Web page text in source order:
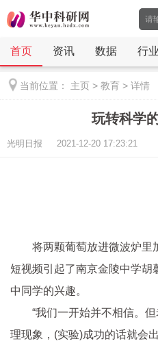
首页 资讯 数据 行业
当前位置： 主页 > 教育 > 详情
玩转科学
光明日报 2021-12-20 17:23:21
将两颗葡萄放进微波炉里
短视频引起了南京金陵中学胡
中同学的兴趣。
“我们一开始并不相信。
理现象，(实验)成功的话就会